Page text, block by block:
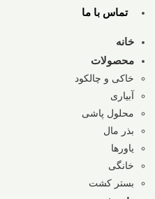
تماس با ما
خانه
محصولات
خاکی و چالکود
آبیاری
محلول پاشی
بذر مال
یاورها
خانگی
بستر کشت